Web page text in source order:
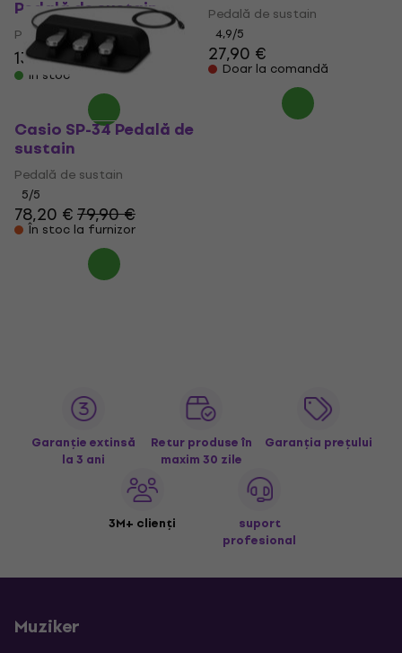
Pedală de sustain
Pedală de sustain
139 €149 €
- 7 %
În stoc
Pedală de sustain
4,9/5
27,90 €
Doar la comandă
Casio SP-34 Pedală de
sustain
Pedală de sustain
5/5
78,20 €79,90 €
În stoc la furnizor
Garanție extinsă
la 3 ani
Retur produse în
maxim 30 zile
Garanția prețului
3M+ clienți
suport
profesional
Muziker